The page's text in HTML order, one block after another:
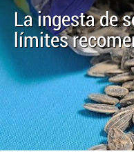
La ingesta de
límites